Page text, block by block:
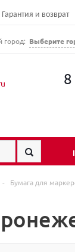
Гарантия и возврат
город: Выберите
- Бумага для